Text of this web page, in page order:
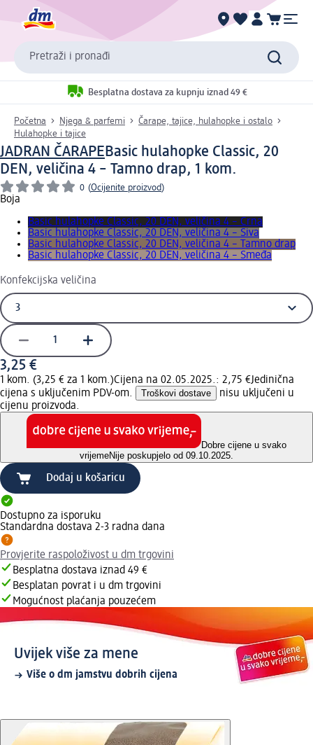
Pretraži i pronađi
Besplatna dostava za kupnju iznad 49 €
Početna Njega & parfemi
Čarape, tajice, hulahopke i ostalo
Hulahopke i tajice
JADRAN ČARAPEBasic hulahopke Classic, 20
DEN, veličina 4 – Tamno drap, 1 kom.
0 (Ocijenite proizvod)
Boja
Basic hulahopke Classic, 20 DEN, veličina 4 – Crna
Basic hulahopke Classic, 20 DEN, veličina 4 – Siva
Basic hulahopke Classic, 20 DEN, veličina 4 – Tamno drap
Basic hulahopke Classic, 20 DEN, veličina 4 – Smeđa
Konfekcijska veličina
3,25 €
1 kom. (3,25 € za 1 kom.)Cijena na 02.05.2025.: 2,75 €Jedinična
cijena s uključenim PDV-om.
Troškovi dostave
nisu uključeni u
cijenu proizvoda.
Dobre cijene u svako
vrijemeNije poskupjelo od 09.10.2025.
Dodaj u košaricu
Dostupno za isporuku
Standardna dostava 2-3 radna dana
Provjerite raspoloživost u dm trgovini
Besplatna dostava iznad 49 €
Besplatan povrat i u dm trgovini
Mogućnost plaćanja pouzećem
Uvijek više za mene
Više o dm jamstvu dobrih cijena